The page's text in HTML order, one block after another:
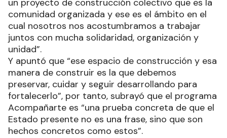
comunidad organizada y ese es el ámbito en el
cual nosotros nos acostumbramos a trabajar
juntos con mucha solidaridad, organización y
unidad”.
Y apuntó que “ese espacio de construcción y esa
manera de construir es la que debemos
preservar, cuidar y seguir desarrollando para
fortalecerlo”, por tanto, subrayó que el programa
Acompañarte es “una prueba concreta de que el
Estado presente no es una frase, sino que son
hechos concretos como estos”.